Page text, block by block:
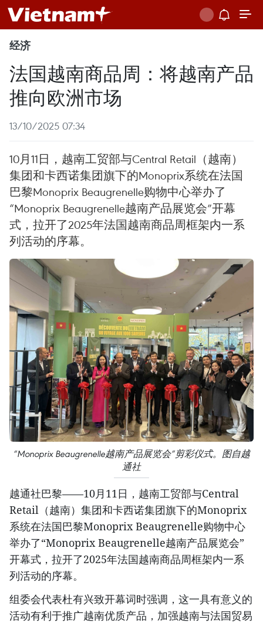
经济
法国越南商品周：将越南产品
推向欧洲市场
13/10/2025 07:34
10月11日，越南工贸部与Central Retail（越南）
集团和卡西诺集团旗下的Monoprix系统在法国
巴黎Monoprix Beaugrenelle购物中心举办了
“Monoprix Beaugrenelle越南产品展览会”开幕
式，拉开了2025年法国越南商品周框架内一系
列活动的序幕。
“Monoprix Beaugrenelle越南产品展览会”剪彩仪式。图自越
通社
越通社巴黎——10月11日，越南工贸部与Central
Retail（越南）集团和卡西诺集团旗下的Monoprix
系统在法国巴黎Monoprix Beaugrenelle购物中心
举办了“Monoprix Beaugrenelle越南产品展览会”
开幕式，拉开了2025年法国越南商品周框架内一系
列活动的序幕。
组委会代表杜有兴致开幕词时强调，这一具有意义的
活动有利于推广越南优质产品，加强越南与法国贸易